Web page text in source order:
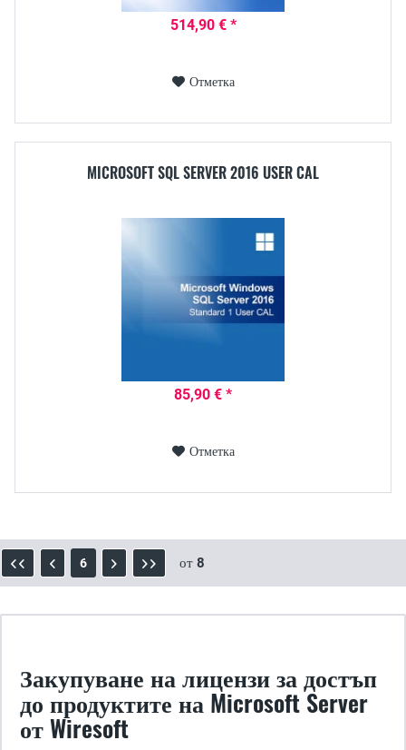
514,90 € *
Отметка
MICROSOFT SQL SERVER 2016 USER CAL
85,90 € *
Отметка
6 от 8
Закупуване на лицензи за достъп
до продуктите на Microsoft Server
от Wiresoft